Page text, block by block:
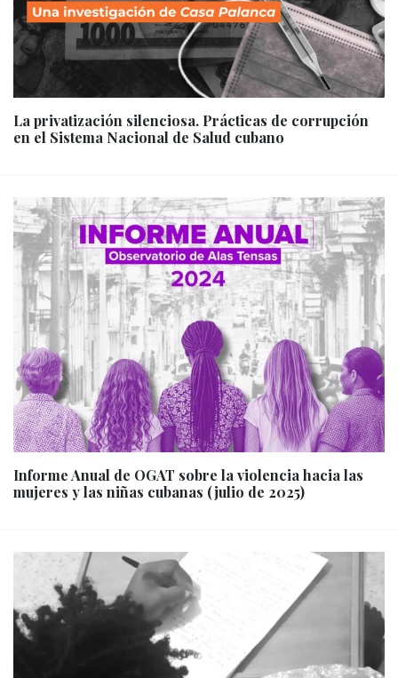
La privatización silenciosa. Prácticas de corrupción
en el Sistema Nacional de Salud cubano
Informe Anual de OGAT sobre la violencia hacia las
mujeres y las niñas cubanas (julio de 2025)